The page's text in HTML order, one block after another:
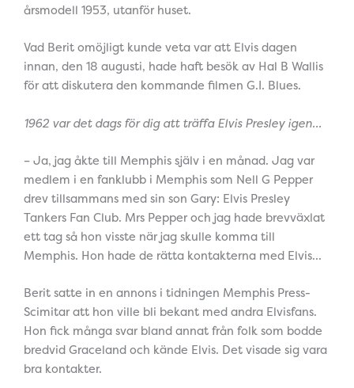
årsmodell 1953, utanför huset.
Vad Berit omöjligt kunde veta var att Elvis dagen
innan, den 18 augusti, hade haft besök av Hal B Wallis
för att diskutera den kommande filmen G.I. Blues.
1962 var det dags för dig att träffa Elvis Presley igen…
– Ja, jag åkte till Memphis själv i en månad. Jag var
medlem i en fanklubb i Memphis som Nell G Pepper
drev tillsammans med sin son Gary: Elvis Presley
Tankers Fan Club. Mrs Pepper och jag hade brevväxlat
ett tag så hon visste när jag skulle komma till
Memphis. Hon hade de rätta kontakterna med Elvis…
Berit satte in en annons i tidningen Memphis Press-
Scimitar att hon ville bli bekant med andra Elvisfans.
Hon fick många svar bland annat från folk som bodde
bredvid Graceland och kände Elvis. Det visade sig vara
bra kontakter.